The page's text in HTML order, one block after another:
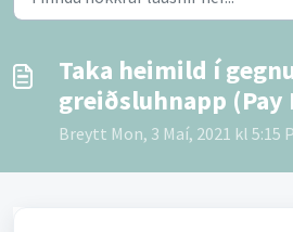
Taka heimild í
greiðsluhnapp
Breytt Mon, 3 Maí, 2021 kl 5:15